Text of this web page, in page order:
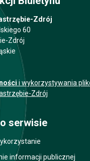
Zdrój
60
Zdrój
i wykorzystywania
Zdrój
serwisie
informacji publicznej